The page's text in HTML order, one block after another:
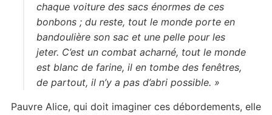
chaque voiture des sacs énormes de ces
bonbons ; du reste, tout le monde porte en
bandoulière son sac et une pelle pour les
jeter. C’est un combat acharné, tout le monde
est blanc de farine, il en tombe des fenêtres,
de partout, il n’y a pas d’abri possible. »
Pauvre Alice, qui doit imaginer ces débordements, elle